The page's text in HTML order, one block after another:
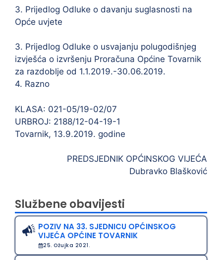
3. Prijedlog Odluke o davanju suglasnosti na
Opće uvjete
3. Prijedlog Odluke o usvajanju polugodišnjeg
izvješća o izvršenju Proračuna Općine Tovarnik
za razdoblje od 1.1.2019.-30.06.2019.
4. Razno
KLASA: 021-05/19-02/07
URBROJ: 2188/12-04-19-1
Tovarnik, 13.9.2019. godine
PREDSJEDNIK OPĆINSKOG VIJEĆA
Dubravko Blašković
Službene obavijesti
POZIV NA 33. SJEDNICU OPĆINSKOG
VIJEĆA OPĆINE TOVARNIK
25. Ožujka 2021.